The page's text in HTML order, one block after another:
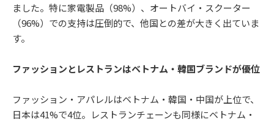
ました。特に家電製品（98%）、オートバイ・スクーター
（96%）での支持は圧倒的で、他国との差が大きく出ていま
す。
ファッションとレストランはベトナム・韓国ブランドが優位
ファッション・アパレルはベトナム・韓国・中国が上位で、
日本は41%で4位。レストランチェーンも同様にベトナム・